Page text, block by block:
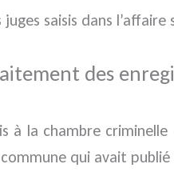
saisis dans l’affaire
des
à la chambre
qui avait